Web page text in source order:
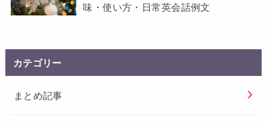
味・使い方・日常英会話例文
カテゴリー
まとめ記事